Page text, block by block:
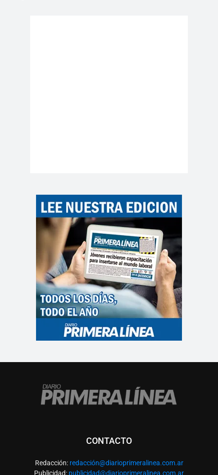
CONTACTO
Redacción: redacción@diarioprimeralinea.com.ar
Publicidad: publicidad@diarioprimeralinea.com.ar